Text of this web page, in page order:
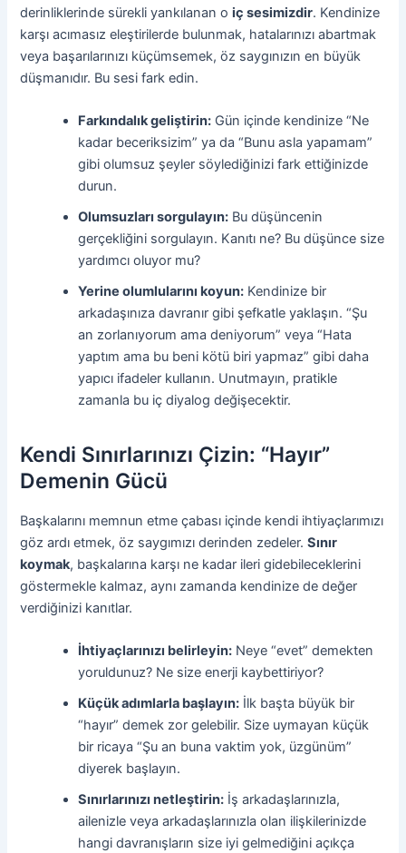
derinliklerinde sürekli yankılanan oiç sesimizdir. Kendinize
karşı acımasız eleştirilerde bulunmak, hatalarınızı abartmak
veya başarılarınızı küçümsemek, öz saygınızın en büyük
düşmanıdır. Bu sesi fark edin.
Farkındalık geliştirin: Gün içinde kendinize “Ne
kadar beceriksizim” ya da “Bunu asla yapamam”
gibi olumsuz şeyler söylediğinizi fark ettiğinizde
durun.
Olumsuzları sorgulayın: Bu düşüncenin
gerçekliğini sorgulayın. Kanıtı ne? Bu düşünce size
yardımcı oluyor mu?
Yerine olumlularını koyun: Kendinize bir
arkadaşınıza davranır gibi şefkatle yaklaşın. “Şu
an zorlanıyorum ama deniyorum” veya “Hata
yaptım ama bu beni kötü biri yapmaz” gibi daha
yapıcı ifadeler kullanın. Unutmayın, pratikle
zamanla bu iç diyalog değişecektir.
Kendi Sınırlarınızı Çizin: “Hayır”
Demenin Gücü
Başkalarını memnun etme çabası içinde kendi ihtiyaçlarımızı
göz ardı etmek, öz saygımızı derinden zedeler.Sınır
koymak, başkalarına karşı ne kadar ileri gidebileceklerini
göstermekle kalmaz, aynı zamanda kendinize de değer
verdiğinizi kanıtlar.
İhtiyaçlarınızı belirleyin: Neye “evet” demekten
yoruldunuz? Ne size enerji kaybettiriyor?
Küçük adımlarla başlayın: İlk başta büyük bir
“hayır” demek zor gelebilir. Size uymayan küçük
bir ricaya “Şu an buna vaktim yok, üzgünüm”
diyerek başlayın.
Sınırlarınızı netleştirin: İş arkadaşlarınızla,
ailenizle veya arkadaşlarınızla olan ilişkilerinizde
hangi davranışların size iyi gelmediğini açıkça